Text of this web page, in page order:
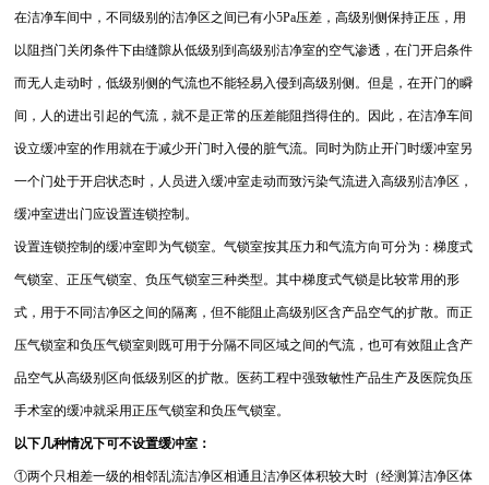
在洁净车间中，不同级别的洁净区之间已有小5Pa压差，高级别侧保持正压，用
以阻挡门关闭条件下由缝隙从低级别到高级别洁净室的空气渗透，在门开启条件
而无人走动时，低级别侧的气流也不能轻易入侵到高级别侧。但是，在开门的瞬
间，人的进出引起的气流，就不是正常的压差能阻挡得住的。因此，在洁净车间
设立缓冲室的作用就在于减少开门时入侵的脏气流。同时为防止开门时缓冲室另
一个门处于开启状态时，人员进入缓冲室走动而致污染气流进入高级别洁净区，
缓冲室进出门应设置连锁控制。
设置连锁控制的缓冲室即为气锁室。气锁室按其压力和气流方向可分为：梯度式
气锁室、正压气锁室、负压气锁室三种类型。其中梯度式气锁是比较常用的形
式，用于不同洁净区之间的隔离，但不能阻止高级别区含产品空气的扩散。而正
压气锁室和负压气锁室则既可用于分隔不同区域之间的气流，也可有效阻止含产
品空气从高级别区向低级别区的扩散。医药工程中强致敏性产品生产及医院负压
手术室的缓冲就采用正压气锁室和负压气锁室。
以下几种情况下可不设置缓冲室：
①两个只相差一级的相邻乱流洁净区相通且洁净区体积较大时（经测算洁净区体